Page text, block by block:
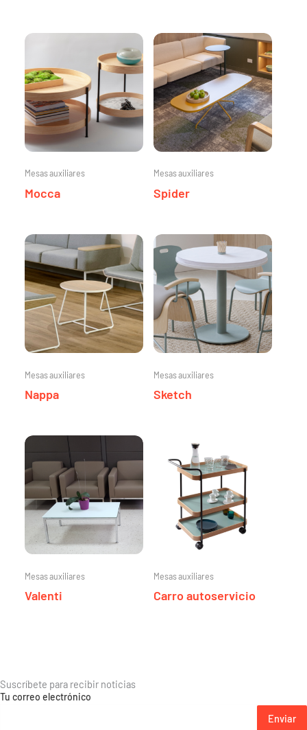
Mesas auxiliares
Mocca
Mesas auxiliares
Spider
Mesas auxiliares
Nappa
Mesas auxiliares
Sketch
Mesas auxiliares
Valenti
Mesas auxiliares
Carro autoservicio
Suscríbete para recibir noticias
Tu correo electrónico
Enviar